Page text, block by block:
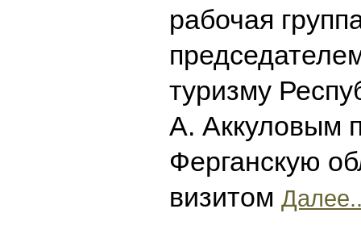
рабочая
туризму
А. Аккуловым
Ферганскую
визитом